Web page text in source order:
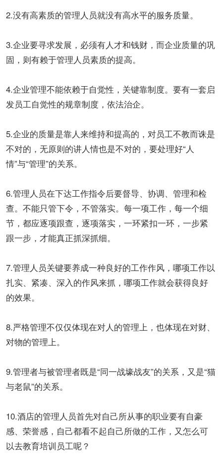
2.没有高素质的管理人员就没有高水平的服务质量。
3.企业要寻求发展，必须有人才和钱财，而企业质量的巩
固，则有赖于管理人员素质的提高。
4.企业管理不能依赖于自觉性，关键靠制度。要有一套启
发员工自觉性的规章制度，依法治企。
5.企业的质量是靠人来维持和提高的，对员工不教而诛是
不对的，无原则的讲人情也是不对的，要处理好“人
情”与“管理”的关系。
6.管理人员在下达工作指令后要督导、协调、管理和检
查。不能只管下令，不管落实。每一项工作，每一个细
节，都应逐项跟查，逐项落实，一环紧扣一环，一步紧
跟一步，才能真正抓深抓细。
7.管理人员关键要养成一种良好的工作作风，哪项工作以
扎实、紧凑、深入的作风来抓，哪项工作就会获得良好
的效果。
8.严格管理不仅仅体现在对人的管理上，也体现在对财、
对物的管理上。
9.管理者与被管理者既是“同一战壕战友”的关系，又是“猫
与老鼠”的关系。
10.酒店的管理人员首先对自己所从事的职业要有自豪
感、荣誉感，自己都看不起自己所做的工作，又怎么可
以去教育培训员工呢？